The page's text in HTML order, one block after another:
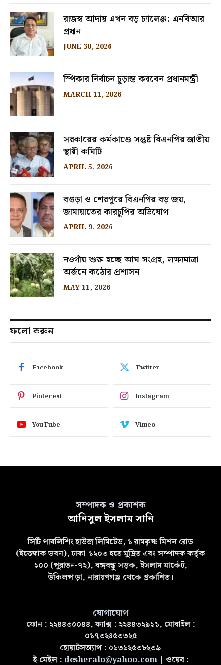
রাজস্ব আদায় এখন বড় চ্যালেঞ্জ: এনবিআর
প্রধান
JUNE 30, 2026
স্পিকার নির্বাচন চূড়ান্ত করবেন প্রধানমন্ত্রী
MARCH 11, 2026
সরকারের কর্মকাণ্ডে সন্তুষ্ট বিএনপির জাতীয়
স্থায়ী কমিটি
APRIL 5, 2026
বগুড়া ও শেরপুরে বিএনপির বড় জয়,
জামায়াতের কারচুপির অভিযোগ
APRIL 9, 2026
নওগাঁয় শুরু হচ্ছে আম সংগ্রহ, লক্ষ্যমাত্রা
অর্জনে কঠোর প্রশাসন
MAY 11, 2026
ফলো করুন
Facebook Twitter
Pinterest Instagram
YouTube Vimeo
সম্পাদক ও প্রকাশক
আনিসুল ইসলাম সানি
সিটি পাবলিশিং হাউজ লিমিটেড, ১ রামকৃষ্ণ মিশন রোড
(ইত্তেফাক ভবন), ঢাকা-১২০৩ হতে মুদ্রিত এবং সম্পাদক কর্তৃক
১০০ (পুরাতন-৭২), বঙ্গবন্ধু সড়ক, ইসলাম মার্কেট,
উকিলপাড়া, নারায়ণগঞ্জ থেকে প্রকাশিত।
যোগাযোগ
ফোন : ২২৪৪৩০০৪৪, ফ্যাক্স : ২২৪৪৩২৯১১, মোবাইল :
০১৭৩২৪৫৩৩২৫
হোয়াটসঅ্যাপ : ০১৩১২৫৩৮২৩৯
ই-মেইল : desheralo@yahoo.com| ওয়েব :